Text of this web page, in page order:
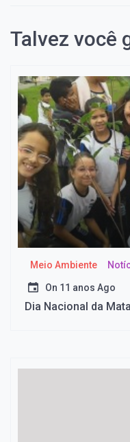
Talvez você
Meio Ambiente
On 11 anos Ago
Dia Nacional da